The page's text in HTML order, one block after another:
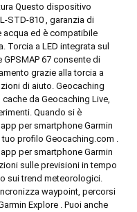
Questo dispositivo
STD-810 , garanzia di
acqua ed è compatibile
Torcia a LED integrata sul
67 consente di
grazie alla torcia a
di aiuto. Geocaching
da Geocaching Live,
Quando si è
per smartphone Garmin
profilo Geocaching.com .
per smartphone Garmin
sulle previsioni in tempo
sui trend meteorologici.
waypoint, percorsi
Explore . Puoi anche